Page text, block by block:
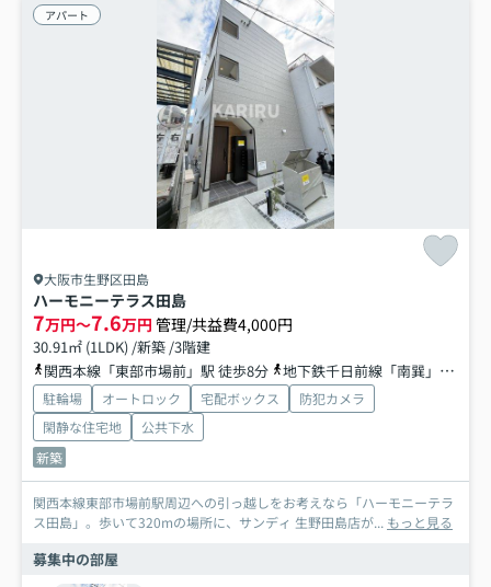
アパート
大阪市生野区田島
ハーモニーテラス田島
7万円～7.6万円 管理/共益費4,000円
30.91㎡ (1LDK) /新築 /3階建
関西本線「東部市場前」駅 徒歩8分
地下鉄千日前線「南巽」駅 徒歩18分
駐輪場 オートロック 宅配ボックス
防犯カメラ
閑静な住宅地
公共下水
新築
関西本線東部市場前駅周辺への引っ越しをお考えなら「ハーモニーテラ
ス田島」。歩いて320mの場所に、サンディ 生野田島店が... もっと見る
募集中の部屋